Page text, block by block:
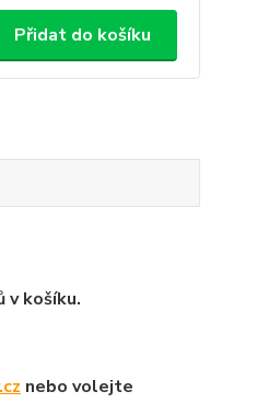
Přidat do košíku
v košíku.
nebo volejte